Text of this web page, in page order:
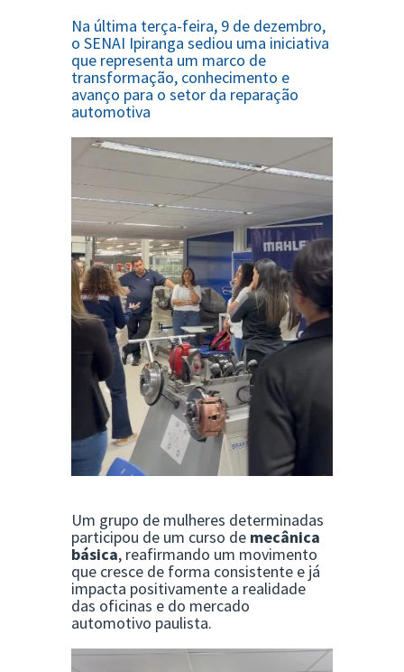
Na última terça-feira, 9 de dezembro,
o SENAI Ipiranga sediou uma iniciativa
que representa um marco de
transformação, conhecimento e
avanço para o setor da reparação
automotiva
Um grupo de mulheres determinadas
participou de um curso de mecânica
básica, reafirmando um movimento
que cresce de forma consistente e já
impacta positivamente a realidade
das oficinas e do mercado
automotivo paulista.